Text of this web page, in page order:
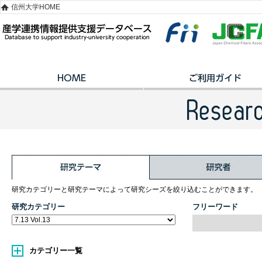
信州大学HOME
研究カテゴリーと研究テーマによって研究シーズを絞り込むことができます。
研究カテゴリー フリーワード
カテゴリー一覧